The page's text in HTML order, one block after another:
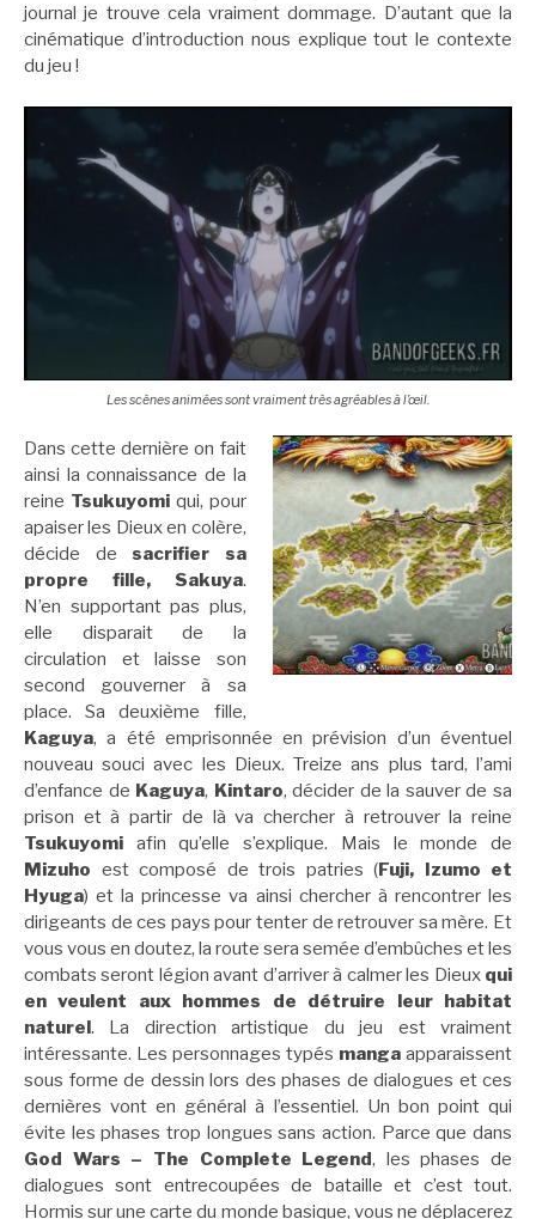
journal je trouve cela vraiment dommage. D’autant que la
cinématique d’introduction nous explique tout le contexte
du jeu !
Les scènes animées sont vraiment très agréables à l’œil.
Dans cette dernière on fait
ainsi la connaissance de la
reine Tsukuyomiqui, pour
apaiser les Dieux en colère,
décide de sacrifier sa
propre fille, Sakuya.
N’en supportant pas plus,
elle disparait de la
circulation et laisse son
second gouverner à sa
place. Sa deuxième fille,
Kaguya, a été emprisonnée en prévision d’un éventuel
nouveau souci avec les Dieux. Treize ans plus tard, l’ami
d’enfance de Kaguya, Kintaro, décider de la sauver de sa
prison et à partir de là va chercher à retrouver la reine
Tsukuyomi afin qu’elle s’explique. Mais le monde de
Mizuho est composé de trois patries (Fuji, Izumo et
Hyuga) et la princesse va ainsi chercher à rencontrer les
dirigeants de ces pays pour tenter de retrouver sa mère. Et
vous vous en doutez, la route sera semée d’embûches et les
combats seront légion avant d’arriver à calmer les Dieux qui
en veulent aux hommes de détruire leur habitat
naturel. La direction artistique du jeu est vraiment
intéressante. Les personnages typés manga apparaissent
sous forme de dessin lors des phases de dialogues et ces
dernières vont en général à l’essentiel. Un bon point qui
évite les phases trop longues sans action. Parce que dans
God Wars – The Complete Legend, les phases de
dialogues sont entrecoupées de bataille et c’est tout.
Hormis sur une carte du monde basique, vous ne déplacerez